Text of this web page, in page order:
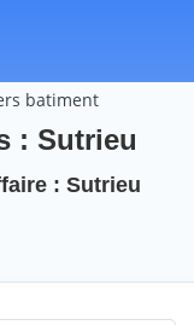
batiment
: Sutrieu
: Sutrieu